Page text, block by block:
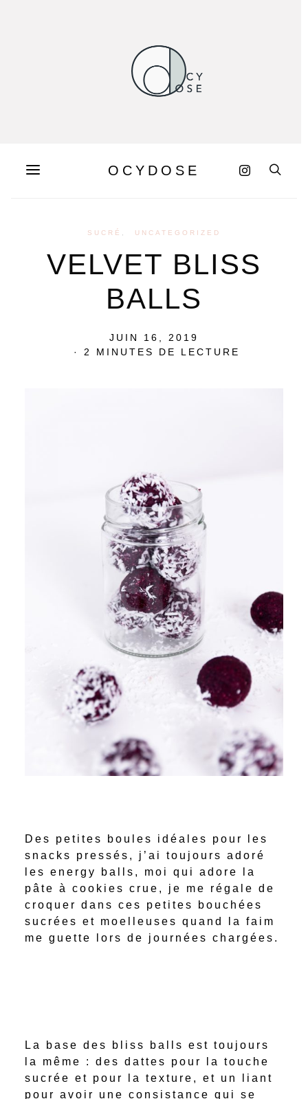
OCYDOSE
SUCRÉ UNCATEGORIZED
VELVET BLISS
BALLS
POSTED
ON
JUIN 16, 2019
2 MINUTES DE LECTURE
Des petites boules idéales pour les
snacks pressés, j’ai toujours adoré
les energy balls, moi qui adore la
pâte à cookies crue, je me régale de
croquer dans ces petites bouchées
sucrées et moelleuses quand la faim
me guette lors de journées chargées.
La base des bliss balls est toujours
la même : des dattes pour la touche
sucrée et pour la texture, et un liant
pour avoir une consistance qui se